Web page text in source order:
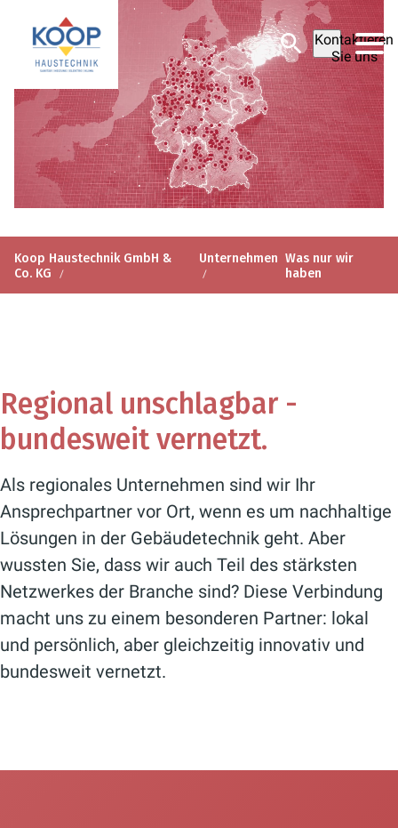
Kontaktieren
Sie uns
Koop Haustechnik GmbH &
Co. KG
Unternehmen Was nur wir
haben
Regional unschlagbar -
bundesweit vernetzt.
Als regionales Unternehmen sind wir Ihr
Ansprechpartner vor Ort, wenn es um nachhaltige
Lösungen in der Gebäudetechnik geht. Aber
wussten Sie, dass wir auch Teil des stärksten
Netzwerkes der Branche sind? Diese Verbindung
macht uns zu einem besonderen Partner: lokal
und persönlich, aber gleichzeitig innovativ und
bundesweit vernetzt.